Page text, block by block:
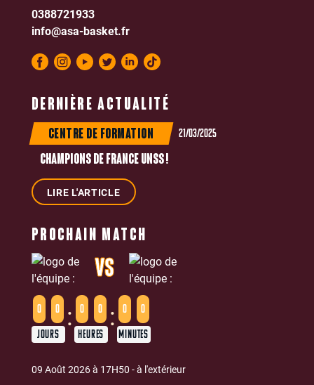
DERNIÈRE ACTUALITÉ
CENTRE DE FORMATION 21/03/2025
CHAMPIONS DE FRANCE UNSS !
LIRE L'ARTICLE
0388721933
info@asa-basket.fr
PROCHAIN MATCH
0 0
JOURS
: 0 0
HEURES
: 0 0
MINUTES
VS
09 Août 2026 à 17H50 - à l'extérieur